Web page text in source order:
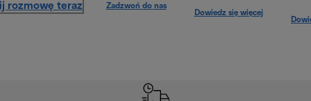
rozmowę teraz Zadzwoń do nas
Dowiedz się więcej